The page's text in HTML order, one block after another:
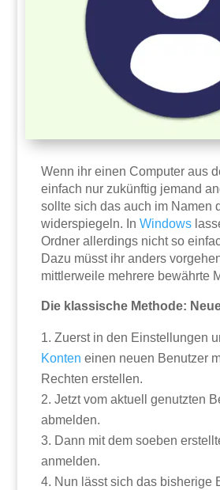
Wenn ihr einen Computer aus
einfach nur zukünftig jemand
sollte sich das auch im Namen
widerspiegeln. InWindows
Ordner allerdings nicht so
Dazu müsst ihr anders
mittlerweile mehrere bewährte
Die klassische Methode:
Zuerst in den Einstellungen
Konten einen neuen Benutzer
Rechten erstellen.
Jetzt vom aktuell genutzten
abmelden.
Dann mit dem soeben
anmelden.
Nun lässt sich das bisherige